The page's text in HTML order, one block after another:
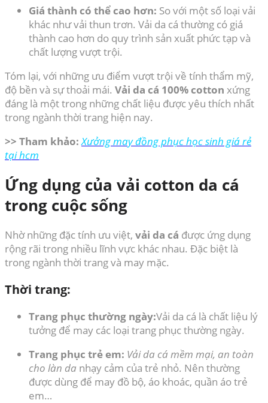
Giá thành có thể cao hơn: So với một số loại vải
khác như vải thun trơn. Vải da cá thường có giá
thành cao hơn do quy trình sản xuất phức tạp và
chất lượng vượt trội.
Tóm lại, với những ưu điểm vượt trội về tính thẩm mỹ,
độ bền và sự thoải mái. Vải da cá 100% cotton xứng
đáng là một trong những chất liệu được yêu thích nhất
trong ngành thời trang hiện nay.
>> Tham khảo:Xưởng may đồng phục học sinh giá rẻ
tại hcm
Ứng dụng của vải cotton da cá
trong cuộc sống
Nhờ những đặc tính ưu việt, vải da cá được ứng dụng
rộng rãi trong nhiều lĩnh vực khác nhau. Đặc biệt là
trong ngành thời trang và may mặc.
Thời trang:
Trang phục thường ngày:Vải da cá là chất liệu lý
tưởng để may các loại trang phục thường ngày.
Trang phục trẻ em: Vải da cá mềm mại, an toàn
cho làn da nhạy cảm của trẻ nhỏ. Nên thường
được dùng để may đồ bộ, áo khoác, quần áo trẻ
em…